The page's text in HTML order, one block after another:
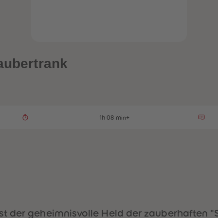
1h 08 min+
der geheimnisvolle Held der zauberhaften